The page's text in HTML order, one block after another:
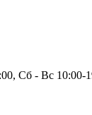
Сб - Вс 10:00-